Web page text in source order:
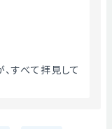
すべて拝見して